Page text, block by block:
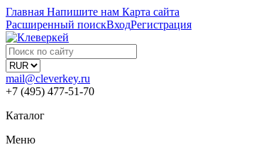
Главная Напишите нам Карта сайта
Расширенный поискВходРегистрация
mail@cleverkey.ru
+7 (495) 477-51-70
Каталог
Меню